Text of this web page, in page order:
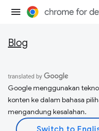
Blog
Google menggunakan
konten ke dalam bahasa
mengandung kesalahan.